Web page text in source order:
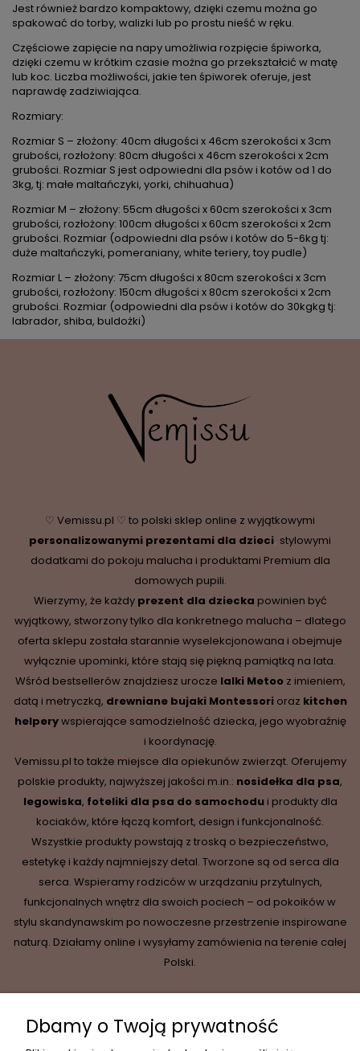
Jest również bardzo kompaktowy, dzięki czemu można go
spakować do torby, walizki lub po prostu nieść w ręku.
Częściowe zapięcie na napy umożliwia rozpięcie śpiworka,
dzięki czemu w krótkim czasie można go przekształcić w matę
lub koc. Liczba możliwości, jakie ten śpiworek oferuje, jest
naprawdę zadziwiająca.
Rozmiary:
Rozmiar S – złożony: 40cm długości x 46cm szerokości x 3cm
grubości, rozłożony: 80cm długości x 46cm szerokości x 2cm
grubości. Rozmiar S jest odpowiedni dla psów i kotów od 1 do
3kg, tj: małe maltańczyki, yorki, chihuahua)
Rozmiar M – złożony: 55cm długości x 60cm szerokości x 3cm
grubości, rozłożony: 100cm długości x 60cm szerokości x 2cm
grubości. Rozmiar (odpowiedni dla psów i kotów do 5-6kg tj:
duże maltańczyki, pomeraniany, white teriery, toy pudle)
Rozmiar L – złożony: 75cm długości x 80cm szerokości x 3cm
grubości, rozłożony: 150cm długości x 80cm szerokości x 2cm
grubości. Rozmiar (odpowiedni dla psów i kotów do 30kgkg tj:
labrador, shiba, buldożki)
♡ Vemissu.pl ♡ to polski sklep online z wyjątkowymi
personalizowanymi prezentami dla dzieci, stylowymi
dodatkami do pokoju malucha i produktami Premium dla
domowych pupili.
Wierzymy, że każdy prezent dla dziecka powinien być
wyjątkowy, stworzony tylko dla konkretnego malucha – dlatego
oferta sklepu została starannie wyselekcjonowana i obejmuje
wyłącznie upominki, które stają się piękną pamiątką na lata.
Wśród bestsellerów znajdziesz urocze lalki Metoo z imieniem,
datą i metryczką, drewniane bujaki Montessorioraz kitchen
helperywspierające samodzielność dziecka, jego wyobraźnię
i koordynację.
Vemissu.pl to także miejsce dla opiekunów zwierząt. Oferujemy
polskie produkty, najwyższej jakości m.in.: nosidełka dla psa,
legowiska, foteliki dla psa do samochodui produkty dla
kociaków, które łączą komfort, design i funkcjonalność.
Wszystkie produkty powstają z troską o bezpieczeństwo,
estetykę i każdy najmniejszy detal. Tworzone są od serca dla
serca. Wspieramy rodziców w urządzaniu przytulnych,
funkcjonalnych wnętrz dla swoich pociech – od pokoików w
stylu skandynawskim po nowoczesne przestrzenie inspirowane
naturą. Działamy online i wysyłamy zamówienia na terenie całej
Polski.
INFORMACJE
Dbamy o Twoją prywatność